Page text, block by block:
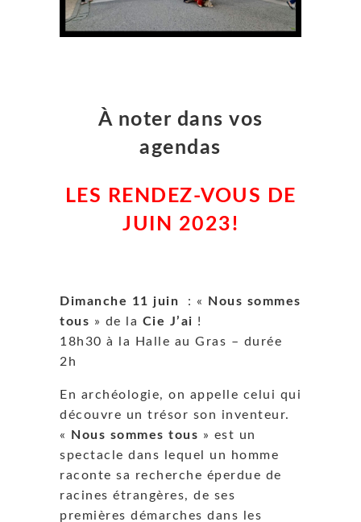
À noter dans vos
agendas
LES RENDEZ-VOUS DE
JUIN 2023!
Dimanche 11 juin : « Nous sommes
tous » de la Cie J’ai !
18h30 à la Halle au Gras – durée
2h
En archéologie, on appelle celui qui
découvre un trésor son inventeur.
« Nous sommes tous » est un
spectacle dans lequel un homme
raconte sa recherche éperdue de
racines étrangères, de ses
premières démarches dans les